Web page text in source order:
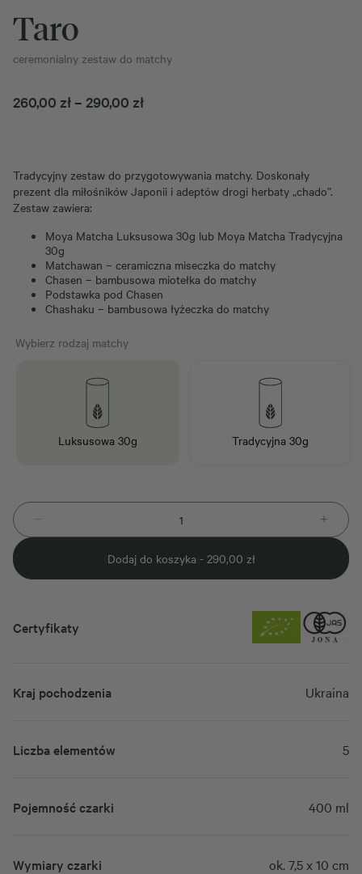
Taro
ceremonialny zestaw do matchy
260,00 zł – 290,00 złZakres
do
290,00 zł
Tradycyjny zestaw do przygotowywania matchy. Doskonały
prezent dla miłośników Japonii i adeptów drogi herbaty „chado”.
Zestaw zawiera:
Moya Matcha Luksusowa 30g lub Moya Matcha Tradycyjna
30g
Matchawan – ceramiczna miseczka do matchy
Chasen – bambusowa miotełka do matchy
Podstawka pod Chasen
Chashaku – bambusowa łyżeczka do matchy
Wybierz rodzaj matchy
Luksusowa 30g Tradycyjna 30g
Dodaj do koszyka - 290,00 zł
Certyfikaty
Kraj pochodzenia Ukraina
Liczba elementów 5
Pojemność czarki 400 ml
Wymiary czarki ok. 7,5 x 10 cm